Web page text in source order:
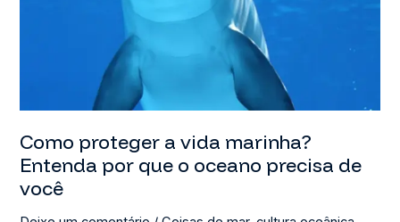
Como proteger a vida marinha?
Entenda por que o oceano precisa de
você